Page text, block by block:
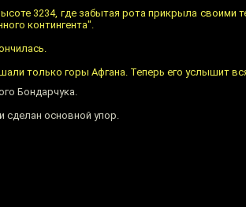
3234, где забытая рота прикрыла своими
контингента".
только горы Афгана. Теперь его услышит
Бондарчука.
сделан основной упор.